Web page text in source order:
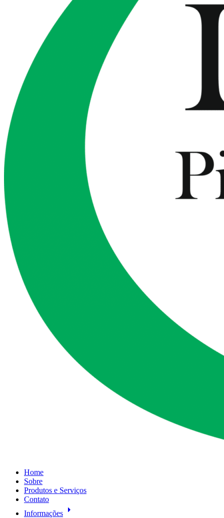
Home
Sobre
Produtos e Serviços
Contato
Informações arrow_right